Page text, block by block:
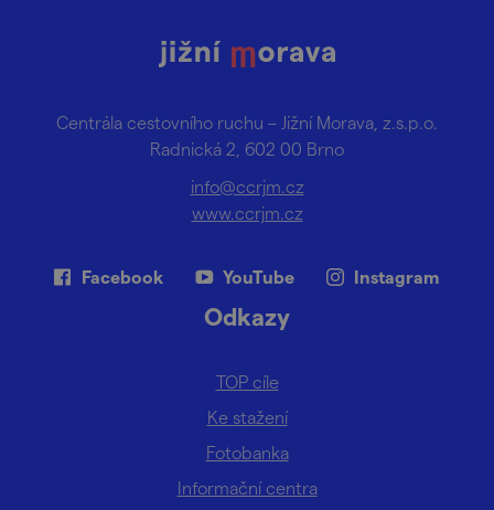
Centrála cestovního ruchu – Jižní Morava, z.s.p.o.
Radnická 2, 602 00 Brno
info@ccrjm.cz
www.ccrjm.cz
Facebook YouTube Instagram
Odkazy
TOP cíle
Ke stažení
Fotobanka
Informační centra